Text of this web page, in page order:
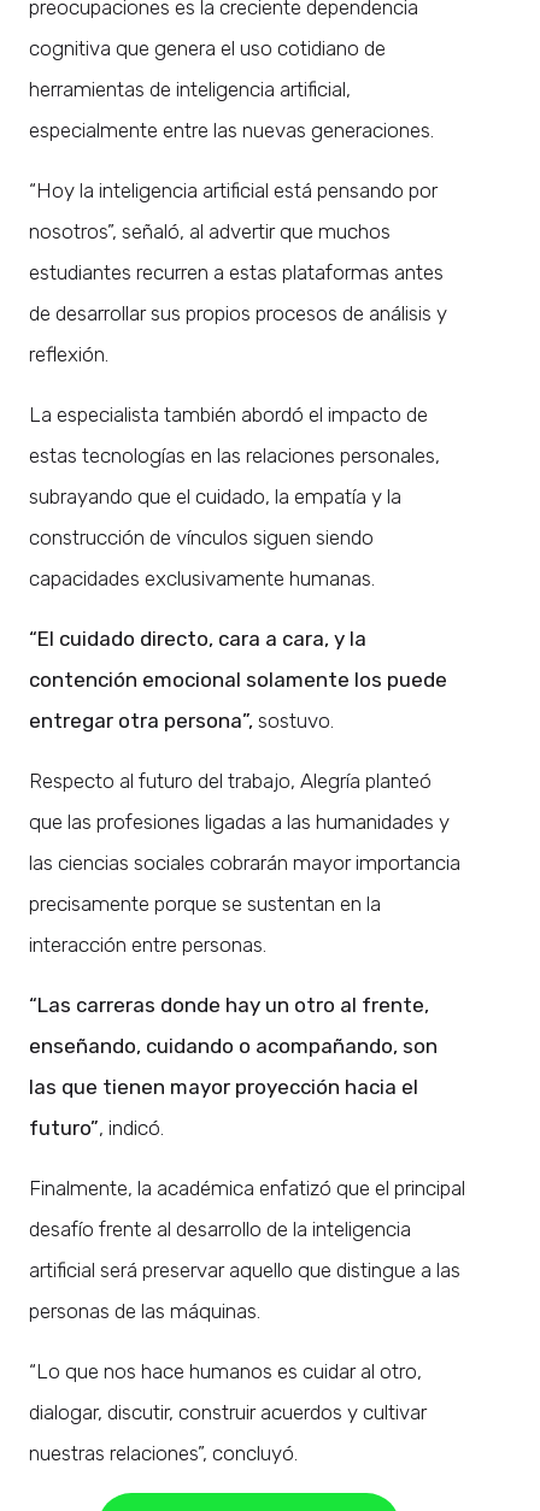
preocupaciones es la creciente dependencia
cognitiva que genera el uso cotidiano de
herramientas de inteligencia artificial,
especialmente entre las nuevas generaciones.
“Hoy la inteligencia artificial está pensando por
nosotros”, señaló, al advertir que muchos
estudiantes recurren a estas plataformas antes
de desarrollar sus propios procesos de análisis y
reflexión.
La especialista también abordó el impacto de
estas tecnologías en las relaciones personales,
subrayando que el cuidado, la empatía y la
construcción de vínculos siguen siendo
capacidades exclusivamente humanas.
“El cuidado directo, cara a cara, y la
contención emocional solamente los puede
entregar otra persona”, sostuvo.
Respecto al futuro del trabajo, Alegría planteó
que las profesiones ligadas a las humanidades y
las ciencias sociales cobrarán mayor importancia
precisamente porque se sustentan en la
interacción entre personas.
“Las carreras donde hay un otro al frente,
enseñando, cuidando o acompañando, son
las que tienen mayor proyección hacia el
futuro”, indicó.
Finalmente, la académica enfatizó que el principal
desafío frente al desarrollo de la inteligencia
artificial será preservar aquello que distingue a las
personas de las máquinas.
“Lo que nos hace humanos es cuidar al otro,
dialogar, discutir, construir acuerdos y cultivar
nuestras relaciones”, concluyó.